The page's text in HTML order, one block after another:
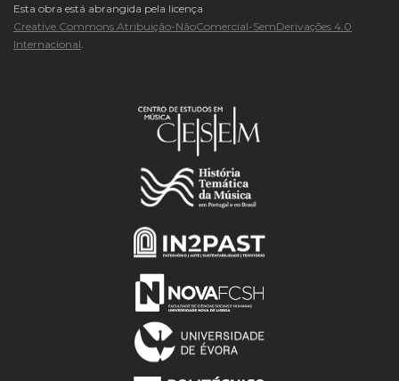
Esta obra está abrangida pela licença
Creative Commons Atribuição-NãoComercial-SemDerivações 4.0
Internacional